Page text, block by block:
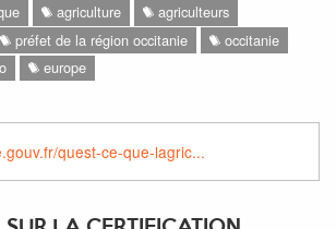
agriculture
agriculteurs
préfet de la région occitanie
occitanie
europe
quest-ce-que-lagric...